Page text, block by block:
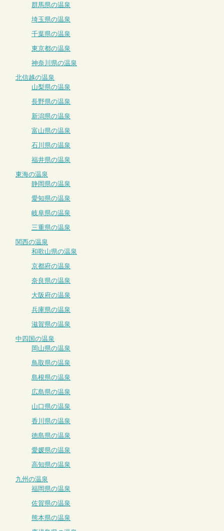
群馬県の温泉
埼玉県の温泉
千葉県の温泉
東京都の温泉
神奈川県の温泉
北信越の温泉
山梨県の温泉
長野県の温泉
新潟県の温泉
富山県の温泉
石川県の温泉
福井県の温泉
東海の温泉
静岡県の温泉
愛知県の温泉
岐阜県の温泉
三重県の温泉
関西の温泉
和歌山県の温泉
京都府の温泉
奈良県の温泉
大阪府の温泉
兵庫県の温泉
滋賀県の温泉
中四国の温泉
岡山県の温泉
鳥取県の温泉
島根県の温泉
広島県の温泉
山口県の温泉
香川県の温泉
徳島県の温泉
愛媛県の温泉
高知県の温泉
九州の温泉
福岡県の温泉
佐賀県の温泉
熊本県の温泉